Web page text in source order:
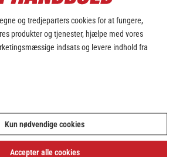
og tredjeparters cookies for at fungere,
produkter og tjenester, hjælpe med vores
indsats og levere indhold fra
Kun nødvendige cookies
Accepter alle cookies